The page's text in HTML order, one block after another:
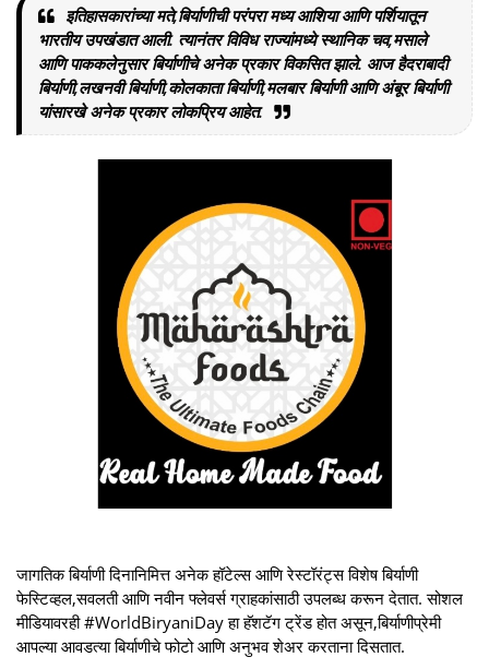
इतिहासकारांच्या मते,बिर्याणीची परंपरा मध्य आशिया आणि पर्शियातून
भारतीय उपखंडात आली. त्यानंतर विविध राज्यांमध्ये स्थानिक चव,मसाले
आणि पाककलेनुसार बिर्याणीचे अनेक प्रकार विकसित झाले. आज हैदराबादी
बिर्याणी,लखनवी बिर्याणी,कोलकाता बिर्याणी,मलबार बिर्याणी आणि अंबूर बिर्याणी
यांसारखे अनेक प्रकार लोकप्रिय आहेत.
जागतिक बिर्याणी दिनानिमित्त अनेक हॉटेल्स आणि रेस्टॉरंट्स विशेष बिर्याणी
फेस्टिव्हल,सवलती आणि नवीन फ्लेवर्स ग्राहकांसाठी उपलब्ध करून देतात. सोशल
मीडियावरही #WorldBiryaniDay हा हॅशटॅग ट्रेंड होत असून,बिर्याणीप्रेमी
आपल्या आवडत्या बिर्याणीचे फोटो आणि अनुभव शेअर करताना दिसतात.